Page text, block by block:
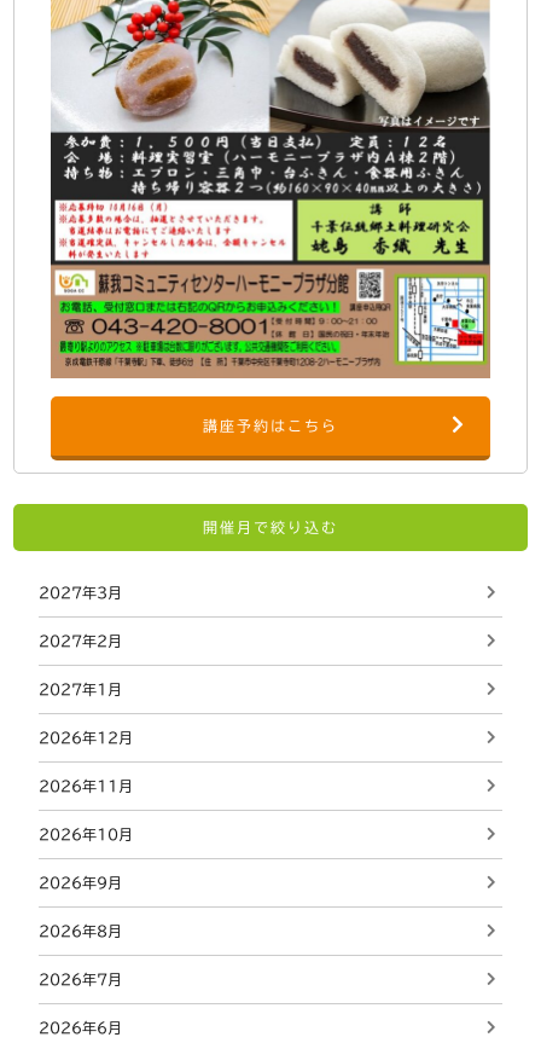
講座予約はこちら
開催月で絞り込む
2027年3月
2027年2月
2027年1月
2026年12月
2026年11月
2026年10月
2026年9月
2026年8月
2026年7月
2026年6月